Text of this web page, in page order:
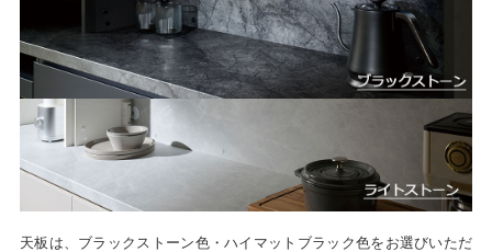
天板は、ブラックストーン色・ハイマットブラック色をお選びいただ